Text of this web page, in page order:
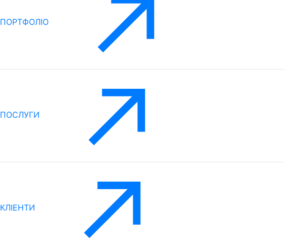
ПОРТФОЛІО
ПОСЛУГИ
КЛІЕНТИ